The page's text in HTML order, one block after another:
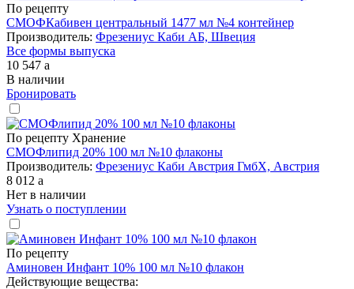
По рецепту
СМОФКабивен центральный 1477 мл №4 контейнер
Производитель: Фрезениус Каби АБ, Швеция
Все формы выпуска
10 547 a
В наличии
Бронировать
По рецепту Хранение
СМОФлипид 20% 100 мл №10 флаконы
Производитель: Фрезениус Каби Австрия ГмбХ, Австрия
8 012 a
Нет в наличии
Узнать о поступлении
По рецепту
Аминовен Инфант 10% 100 мл №10 флакон
Действующие вещества: